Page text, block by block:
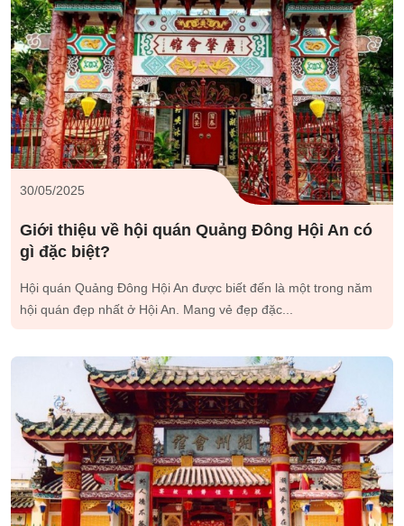
30/05/2025
Giới thiệu về hội quán Quảng Đông Hội An có
gì đặc biệt?
Hội quán Quảng Đông Hội An được biết đến là một trong năm
hội quán đẹp nhất ở Hội An. Mang vẻ đẹp đặc...